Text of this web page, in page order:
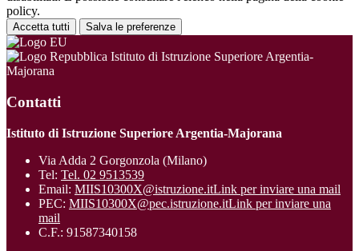
policy.
Accetta tutti Salva le preferenze
Istituto di Istruzione Superiore Argentia-
Majorana
Contatti
Istituto di Istruzione Superiore Argentia-Majorana
Via Adda 2 Gorgonzola (Milano)
Tel: Tel. 02 9513539
Email: MIIS10300X@istruzione.itLink per inviare una mail
PEC: MIIS10300X@pec.istruzione.itLink per inviare una
mail
C.F.: 91587340158